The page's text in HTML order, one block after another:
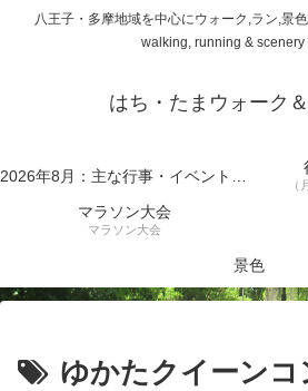
八王子・多摩地域を中心にウォーク,ラン,景
walking, running & scenery
はち・たまウォーク
2026年8月：主な行事・イベント一覧
マラソン大会
マラソン大会
景色
ゆかたクイーンコ